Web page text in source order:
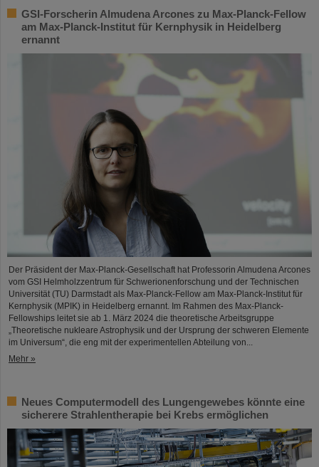
GSI-Forscherin Almudena Arcones zu Max-Planck-Fellow
am Max-Planck-Institut für Kernphysik in Heidelberg
ernannt
Der Präsident der Max-Planck-Gesellschaft hat Professorin Almudena Arcones
vom GSI Helmholzzentrum für Schwerionenforschung und der Technischen
Universität (TU) Darmstadt als Max-Planck-Fellow am Max-Planck-Institut für
Kernphysik (MPIK) in Heidelberg ernannt. Im Rahmen des Max-Planck-
Fellowships leitet sie ab 1. März 2024 die theoretische Arbeitsgruppe
„Theoretische nukleare Astrophysik und der Ursprung der schweren Elemente
im Universum“, die eng mit der experimentellen Abteilung von...
Mehr »
Neues Computermodell des Lungengewebes könnte eine
sicherere Strahlentherapie bei Krebs ermöglichen